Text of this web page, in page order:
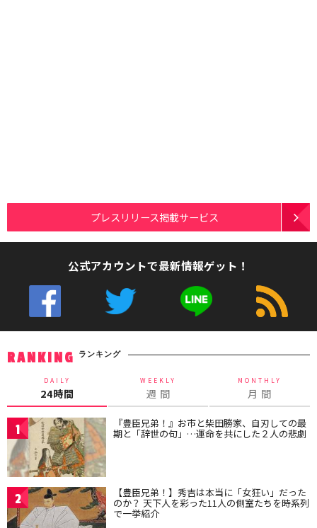
プレスリリース掲載サービス
公式アカウントで最新情報ゲット！
RANKING ランキング
DAILY
24時間
WEEKLY
週 間
MONTHLY
月 間
1 『豊臣兄弟！』お市と柴田勝家、自刃しての最
期と「辞世の句」…運命を共にした２人の悲劇
2 【豊臣兄弟！】秀吉は本当に「女狂い」だった
のか？ 天下人を彩った11人の側室たちを時系列
で一挙紹介